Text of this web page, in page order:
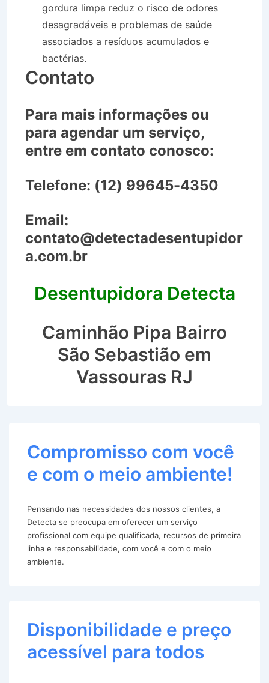
gordura limpa reduz o risco de odores
desagradáveis e problemas de saúde
associados a resíduos acumulados e
bactérias.
Contato
Para mais informações ou
para agendar um serviço,
entre em contato conosco:
Telefone: (12) 99645-4350
Email:
contato@detectadesentupidor
a.com.br
Desentupidora Detecta
Caminhão Pipa Bairro
São Sebastião em
Vassouras RJ
Compromisso com você
e com o meio ambiente!
Pensando nas necessidades dos nossos clientes, a
Detecta se preocupa em oferecer um serviço
profissional com equipe qualificada, recursos de primeira
linha e responsabilidade, com você e com o meio
ambiente.
Disponibilidade e preço
acessível para todos